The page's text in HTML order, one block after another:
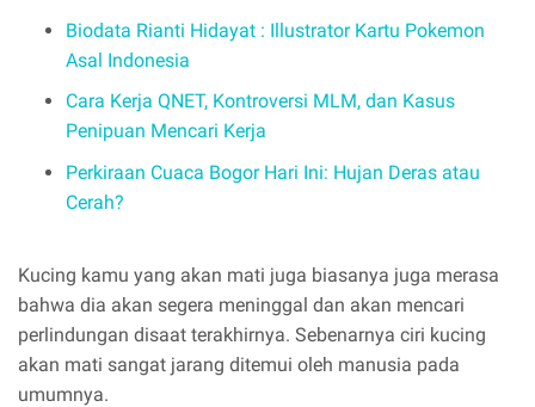
Biodata Rianti Hidayat : Illustrator Kartu Pokemon
Asal Indonesia
Cara Kerja QNET, Kontroversi MLM, dan Kasus
Penipuan Mencari Kerja
Perkiraan Cuaca Bogor Hari Ini: Hujan Deras atau
Cerah?
Kucing kamu yang akan mati juga biasanya juga merasa
bahwa dia akan segera meninggal dan akan mencari
perlindungan disaat terakhirnya. Sebenarnya ciri kucing
akan mati sangat jarang ditemui oleh manusia pada
umumnya.